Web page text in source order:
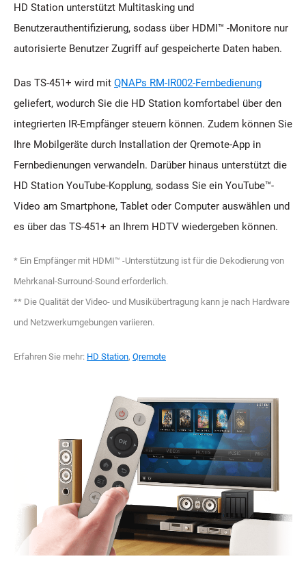
HD Station unterstützt Multitasking und
Benutzerauthentifizierung, sodass über HDMI™ -Monitore nur
autorisierte Benutzer Zugriff auf gespeicherte Daten haben.
Das TS-451+ wird mit QNAPs RM-IR002-Fernbedienung
geliefert, wodurch Sie die HD Station komfortabel über den
integrierten IR-Empfänger steuern können. Zudem können Sie
Ihre Mobilgeräte durch Installation der Qremote-App in
Fernbedienungen verwandeln. Darüber hinaus unterstützt die
HD Station YouTube-Kopplung, sodass Sie ein YouTube™-
Video am Smartphone, Tablet oder Computer auswählen und
es über das TS-451+ an Ihrem HDTV wiedergeben können.
* Ein Empfänger mit HDMI™ -Unterstützung ist für die Dekodierung von
Mehrkanal-Surround-Sound erforderlich.
** Die Qualität der Video- und Musikübertragung kann je nach Hardware
und Netzwerkumgebungen variieren.
Erfahren Sie mehr: HD Station, Qremote